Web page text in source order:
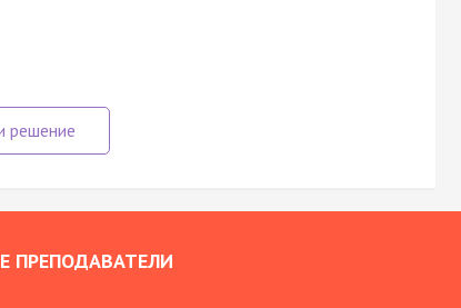
ПРЕПОДАВАТЕЛИ